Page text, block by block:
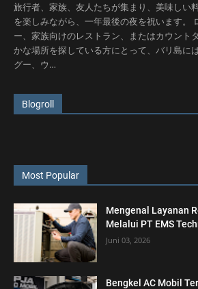
旅行者、家族、友人たちが集まり、美味しい
を楽しみながら、一年最後の夜を祝います。
ー、家族向けのレストラン、またはカウント
かな場所を探している方にとって、バリ島に
グー、ウ…
Blogroll
Most Popular
Mengenal Layanan
Melalui PT EMS
Juni 03, 2026
Bengkel AC Mobil